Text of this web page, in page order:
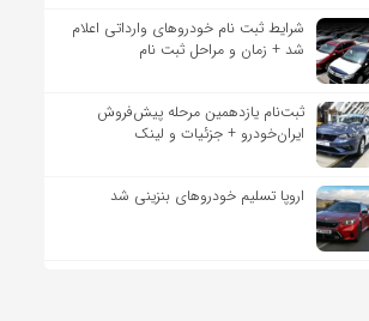
شرایط ثبت نام خودروهای وارداتی اعلام
شد + زمان و مراحل ثبت نام
ثبت‌نام یازدهمین مرحله پیش‌فروش
ایران‌خودرو + جزئیات و لینک
اروپا تسلیم خودروهای بنزینی شد